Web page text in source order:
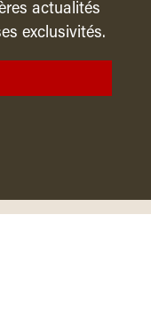
actualités
exclusivités.